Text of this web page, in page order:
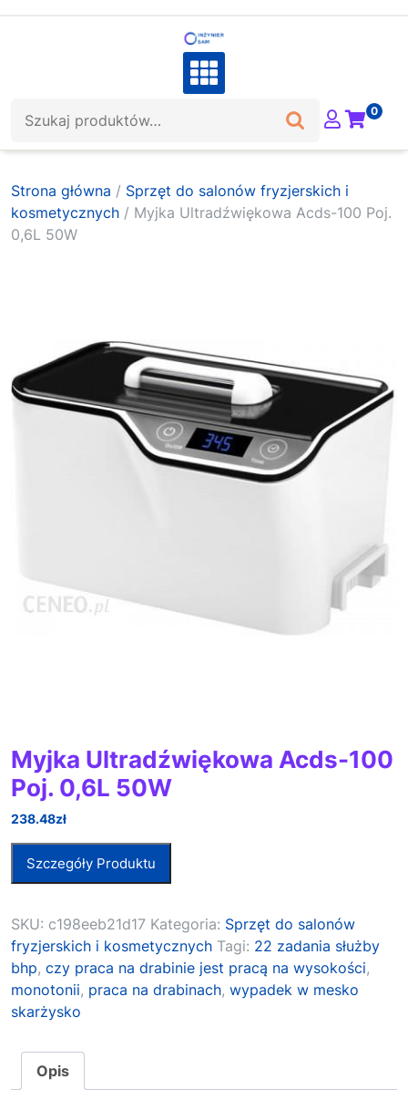
0
Strona główna / Sprzęt do salonów fryzjerskich i
kosmetycznych / Myjka Ultradźwiękowa Acds-100 Poj.
0,6L 50W
Myjka Ultradźwiękowa Acds-100
Poj. 0,6L 50W
238.48zł
Szczegóły Produktu
SKU: c198eeb21d17 Kategoria: Sprzęt do salonów
fryzjerskich i kosmetycznych Tagi: 22 zadania służby
bhp, czy praca na drabinie jest pracą na wysokości,
monotonii, praca na drabinach, wypadek w mesko
skarżysko
Opis